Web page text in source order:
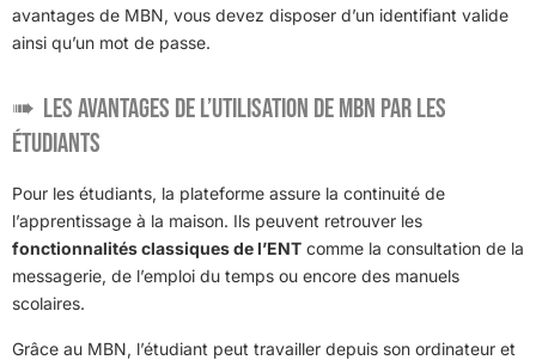
avantages de MBN, vous devez disposer d’un identifiant valide
ainsi qu’un mot de passe.
Les avantages de l’utilisation de MBN par les
étudiants
Pour les étudiants, la plateforme assure la continuité de
l’apprentissage à la maison. Ils peuvent retrouver les
fonctionnalités classiques de l’ENT comme la consultation de la
messagerie, de l’emploi du temps ou encore des manuels
scolaires.
Grâce au MBN, l’étudiant peut travailler depuis son ordinateur et